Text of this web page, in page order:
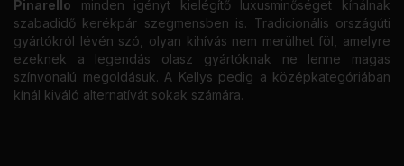
Pinarello minden igényt kielégítő luxusminőséget kínálnak
szabadidő kerékpár szegmensben is. Tradicionális országúti
gyártókról lévén szó, olyan kihívás nem merülhet föl, amelyre
ezeknek a legendás olasz gyártóknak ne lenne magas
színvonalú megoldásuk. A Kellys pedig a középkategóriában
kínál kiváló alternatívát sokak számára.